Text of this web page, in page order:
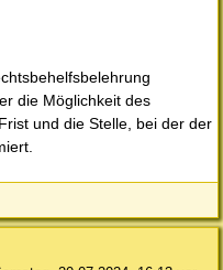
die Möglichkeit des
und die Stelle, bei der der